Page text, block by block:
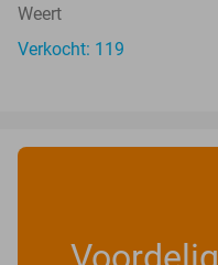
Weert
Verkocht: 119